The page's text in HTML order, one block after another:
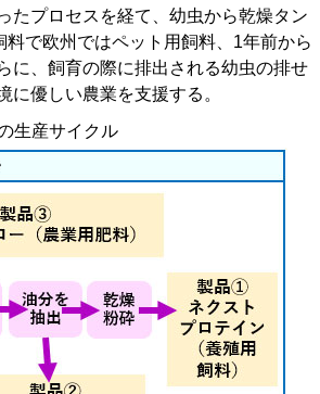
たプロセスを経て、幼虫から乾燥タン
で欧州ではペット用飼料、1年前から
に、飼育の際に排出される幼虫の排せ
優しい農業を支援する。
生産サイクル